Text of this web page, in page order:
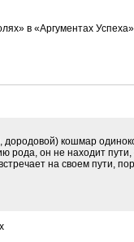
в «Аргументах
кошмар
рода, он не находит
на своем пути,